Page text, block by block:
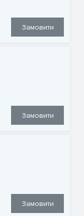
Замовити
Замовити
Замовити